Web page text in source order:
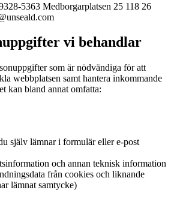
5363 Medborgarplatsen 25 118 26
vi behandlar
som är nödvändiga för att
webbplatsen samt hantera inkommande
kan bland annat omfatta:
själv lämnar i formulär eller e-post
och annan teknisk information
från cookies och liknande
lämnat samtycke)